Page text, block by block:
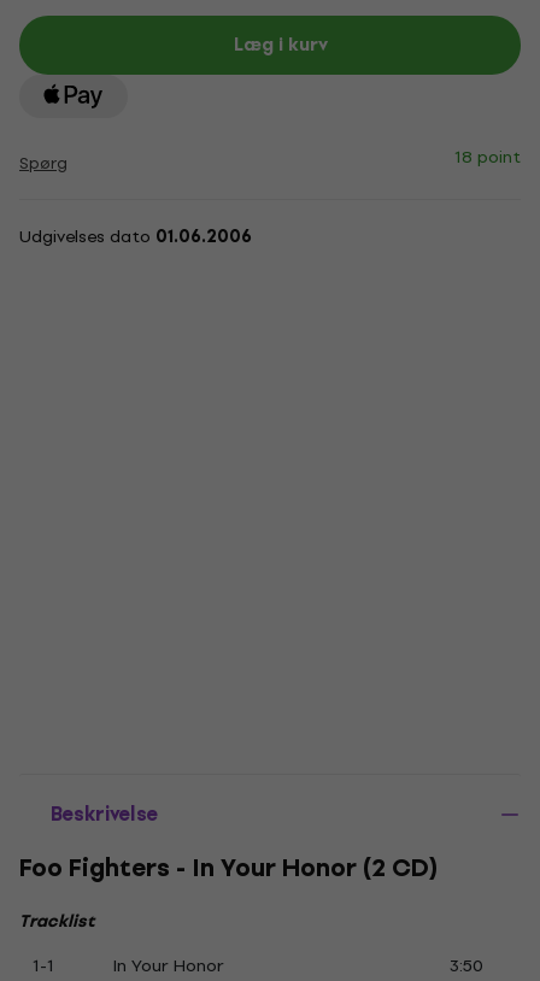
Læg i kurv
Spørg 18 point
Udgivelses dato 01.06.2006
Beskrivelse
Foo Fighters - In Your Honor (2 CD)
Tracklist
1-1
In Your Honor
3:50